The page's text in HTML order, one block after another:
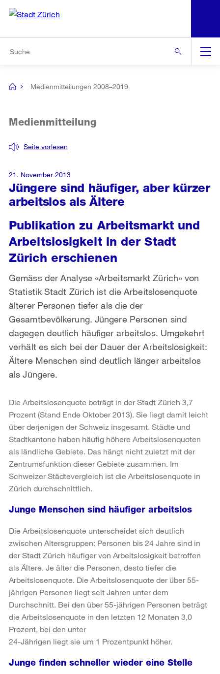
Navigation
[no
Medienmitteilungen 2008–2019
Jüngere sind häufiger, aber kürzer
arbeitslos als Ältere
Seite vorlesen
Medienmitteilung
Publikation zu Arbeitsmarkt und
Arbeitslosigkeit in der Stadt
Zürich erschienen
Gemäss der Analyse «Arbeitsmarkt Zürich» von
Statistik Stadt Zürich ist die Arbeitslosenquote
älterer Personen tiefer als die der
Gesamtbevölkerung. Jüngere Personen sind
dagegen deutlich häufiger arbeitslos. Umgekehrt
verhält es sich bei der Dauer der Arbeitslosigkeit:
Ältere Menschen sind deutlich länger arbeitslos
als Jüngere.
21. November 2013
Die Arbeitslosenquote beträgt in der Stadt Zürich 3,7
Prozent (Stand Ende Oktober 2013). Sie liegt damit leicht
über derjenigen der Schweiz insgesamt. Städte und
Stadtkantone haben häufig höhere Arbeitslosenquoten
als ländliche Gebiete. Das hängt nicht zuletzt mit der
Zentrumsfunktion dieser Gebiete zusammen. Im
Schweizer Städtevergleich ist die Arbeitslosenquote in
Zürich durchschnittlich.
Junge Menschen sind häufiger arbeitslos
Die Arbeitslosenquote unterscheidet sich deutlich
zwischen Altersgruppen: Personen bis 24 Jahre sind in
der Stadt Zürich häufiger von Arbeitslosigkeit betroffen
als Ältere. Je älter die Personen, desto tiefer die
Arbeitslosenquote. Die Arbeitslosenquote der über 55-
jährigen Personen liegt seit Jahren unter dem
Durchschnitt. Bei den über 55-jährigen Personen beträgt
die Arbeitslosenquote in den letzten 12 Monaten 3,0
Prozent, bei den unter
24-Jährigen liegt sie um 1 Prozentpunkt höher.
Junge finden schneller wieder eine Stelle